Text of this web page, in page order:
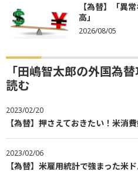
【為替】「異
高」
2026/08/05
「田嶋智太郎の外国為
読む
2023/02/20
【為替】押さえておきたい！米消
2023/02/06
【為替】米雇用統計で強まった米